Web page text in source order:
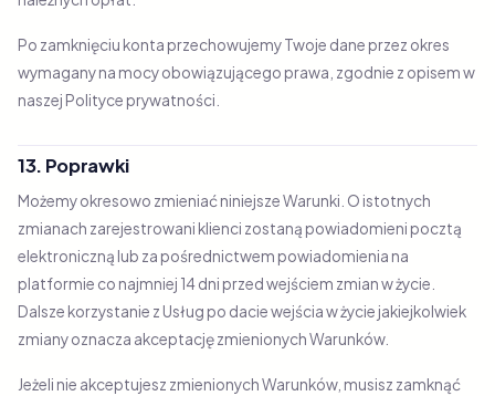
Po zamknięciu konta przechowujemy Twoje dane przez okres
wymagany na mocy obowiązującego prawa, zgodnie z opisem w
naszej Polityce prywatności.
13. Poprawki
Możemy okresowo zmieniać niniejsze Warunki. O istotnych
zmianach zarejestrowani klienci zostaną powiadomieni pocztą
elektroniczną lub za pośrednictwem powiadomienia na
platformie co najmniej 14 dni przed wejściem zmian w życie.
Dalsze korzystanie z Usług po dacie wejścia w życie jakiejkolwiek
zmiany oznacza akceptację zmienionych Warunków.
Jeżeli nie akceptujesz zmienionych Warunków, musisz zamknąć